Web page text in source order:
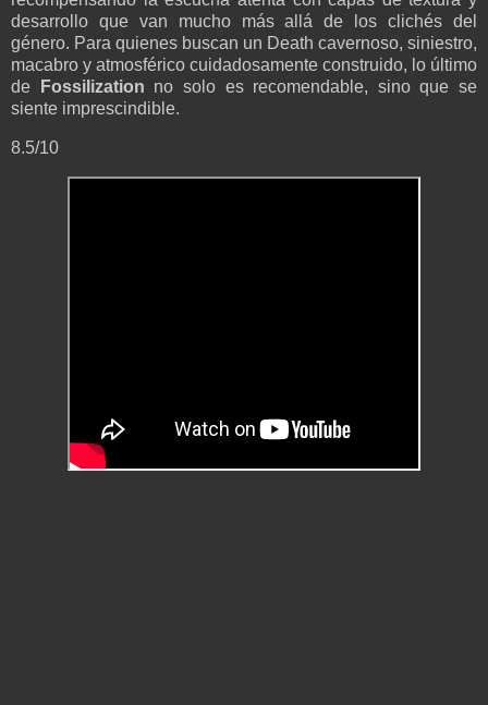
desarrollo que van mucho más allá de los clichés del
género. Para quienes buscan un Death cavernoso, siniestro,
macabro y atmosférico cuidadosamente construido, lo último
de
Fossilization no solo es recomendable, sino que se
siente imprescindible.
8.5/10